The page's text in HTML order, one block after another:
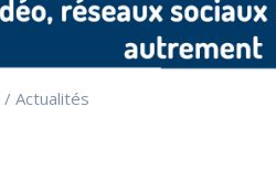
/ Actualités